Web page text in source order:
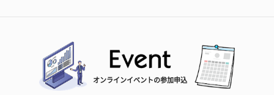
オンラインイベントの参加申込